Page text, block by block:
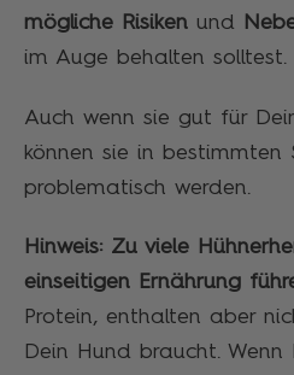
mögliche Risiken und
im Auge behalten solltest.
Auch wenn sie gut für
können sie in bestimmten
problematisch werden.
Hinweis: Zu viele
einseitigen Ernährung
Protein, enthalten aber
Dein Hund braucht. Wenn